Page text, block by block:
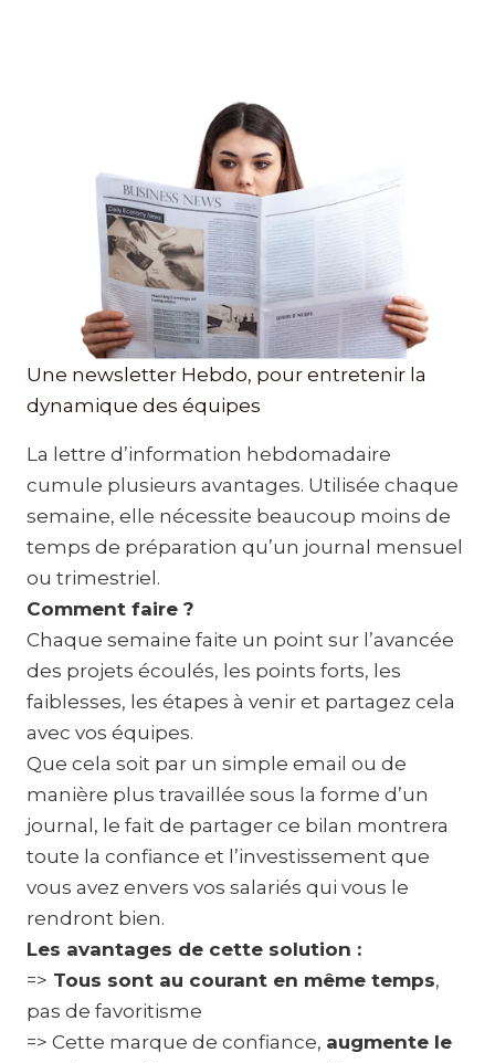
Une newsletter Hebdo, pour entretenir la
dynamique des équipes
La lettre d’information hebdomadaire
cumule plusieurs avantages. Utilisée chaque
semaine, elle nécessite beaucoup moins de
temps de préparation qu’un journal mensuel
ou trimestriel.
Comment faire ?
Chaque semaine faite un point sur l’avancée
des projets écoulés, les points forts, les
faiblesses, les étapes à venir et partagez cela
avec vos équipes.
Que cela soit par un simple email ou de
manière plus travaillée sous la forme d’un
journal, le fait de partager ce bilan montrera
toute la confiance et l’investissement que
vous avez envers vos salariés qui vous le
rendront bien.
Les avantages de cette solution :
=> Tous sont au courant en même temps,
pas de favoritisme
=> Cette marque de confiance, augmente le